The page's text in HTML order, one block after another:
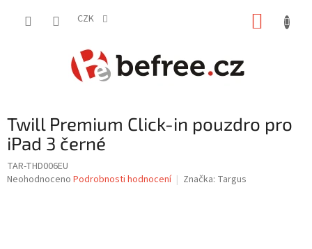
CZK
Twill Premium Click-in pouzdro pro
iPad 3 černé
TAR-THD006EU
Průměrné
Neohodnoceno Podrobnosti hodnocení Značka: Targus